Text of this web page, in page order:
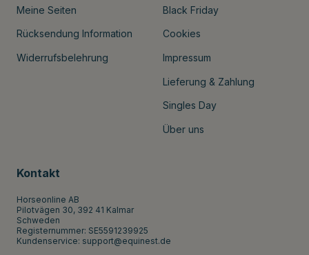
Meine Seiten
Rücksendung Information
Widerrufsbelehrung
Black Friday
Cookies
Impressum
Lieferung & Zahlung
Singles Day
Über uns
Kontakt
Horseonline AB
Pilotvägen 30, 392 41 Kalmar
Schweden
Registernummer: SE5591239925
Kundenservice: support@equinest.de